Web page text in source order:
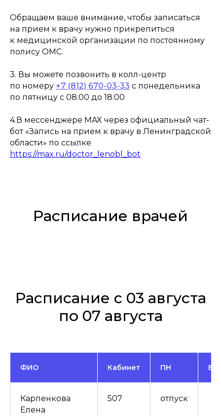
Обращаем ваше внимание, чтобы записаться
на прием к врачу нужно прикрепиться
к медицинской организации по постоянному
полису ОМС.
3. Вы можете позвонить в колл-центр
по номеру +7 (812) 670-03-33 с понедельника
по пятницу с 08:00 до 18:00
4.В мессенджере MAX через официальный чат-
бот «Запись на прием к врачу в Ленинградской
области» по ссылке
https://max.ru/doctor_lenobl_bot
Расписание врачей
Расписание с 03 августа
по 07 августа
ФИО Кабинет ПН ВТ
Карпенкова
Елена
507 отпуск